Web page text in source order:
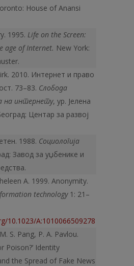
House of Anansi
1995. Life on the Screen:
age of Internet. New York:
2010. Интернет и право
73–83. Слобода
на интернету, ур. Јелена
Центар за развој
1988. Социологија
Завод за уџбенике и
A. 1999. Anonymity.
technology1: 21–
10.1023/A:1010066509278
S. Pang, P. A. Pavlou.
Poison?’ Identity
the Spread of Fake News